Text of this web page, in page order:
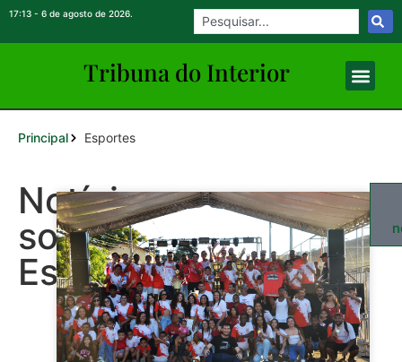
17:13 - 6 de agosto de 2026.
Tribuna do Interior
Principal Esportes
Notícias
sobre:
Esportes